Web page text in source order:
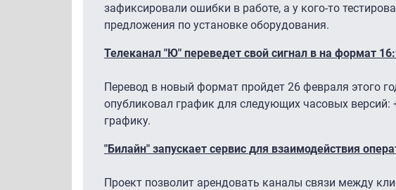
зафиксировали ошибки в работе, а у кого-то
предложения по установке оборудования.
Телеканал "Ю" переведет свой сигнал в на формат
Перевод в новый формат пройдет 26 февраля этого
опубликовал график для следующих часовых
графику.
"Билайн" запускает сервис для взаимодействия
Проект позволит арендовать каналы связи между